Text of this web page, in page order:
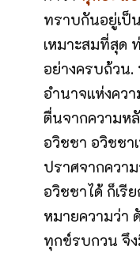
ทราบกันอยู่เป็
เหมาะสมที่สุด
อย่างครบถ้วน.
อำนาจแห่งคว
ตื่นจากความห
อวิชชา อวิชชา
ปราศจากควา
อวิชชาได้ ก็เรี
หมายความว่า
ทุกข์รบกวน จึ